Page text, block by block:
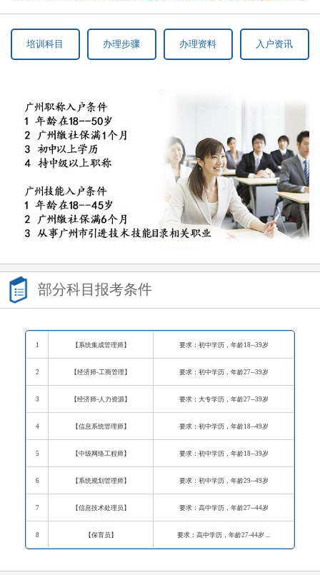
培训科目 办理步骤 办理资料 入户资讯
部分科目报考条件
1 【系统集成管理师】 要求：初中学历，年龄18--39岁
2 【经济师-工商管理】 要求：初中学历，年龄27--39岁
3 【经济师-人力资源】 要求：大专学历，年龄27--39岁
4 【信息系统管理师】 要求：初中学历，年龄18--49岁
5 【中级网络工程师】 要求：初中学历，年龄18--39岁
6 【 系统规划管理师】 要求：初中学历，年龄29--49岁
7 【信息技术处理员】 要求：高中学历，年龄27--44岁
8 【保育员】 要求：高中学历，年龄27-44岁 ...